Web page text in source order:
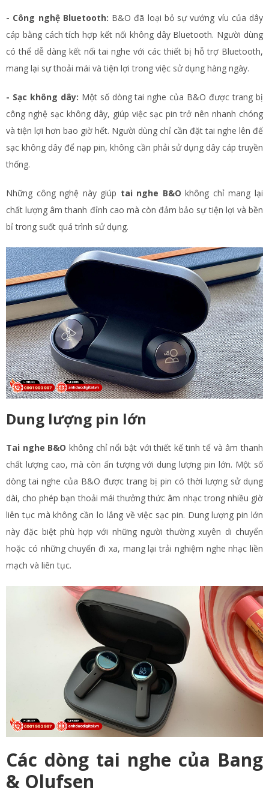
- Công nghệ Bluetooth: B&O đã loại bỏ sự vướng víu của dây
cáp bằng cách tích hợp kết nối không dây Bluetooth. Người dùng
có thể dễ dàng kết nối tai nghe với các thiết bị hỗ trợ Bluetooth,
mang lại sự thoải mái và tiện lợi trong việc sử dụng hàng ngày.
- Sạc không dây: Một số dòng tai nghe của B&O được trang bị
công nghệ sạc không dây, giúp việc sạc pin trở nên nhanh chóng
và tiện lợi hơn bao giờ hết. Người dùng chỉ cần đặt tai nghe lên đế
sạc không dây để nạp pin, không cần phải sử dụng dây cáp truyền
thống.
Những công nghệ này giúp tai nghe B&O không chỉ mang lại
chất lượng âm thanh đỉnh cao mà còn đảm bảo sự tiện lợi và bền
bỉ trong suốt quá trình sử dụng.
Dung lượng pin lớn
Tai nghe B&O không chỉ nổi bật với thiết kế tinh tế và âm thanh
chất lượng cao, mà còn ấn tượng với dung lượng pin lớn. Một số
dòng tai nghe của B&O được trang bị pin có thời lượng sử dụng
dài, cho phép bạn thoải mái thưởng thức âm nhạc trong nhiều giờ
liên tục mà không cần lo lắng về việc sạc pin. Dung lượng pin lớn
này đặc biệt phù hợp với những người thường xuyên di chuyển
hoặc có những chuyến đi xa, mang lại trải nghiệm nghe nhạc liền
mạch và liên tục.
Các dòng tai nghe của Bang
& Olufsen